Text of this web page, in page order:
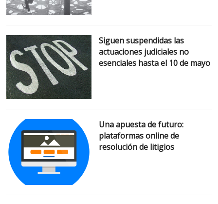
Siguen suspendidas las
actuaciones judiciales no
esenciales hasta el 10 de mayo
Una apuesta de futuro:
plataformas online de
resolución de litigios